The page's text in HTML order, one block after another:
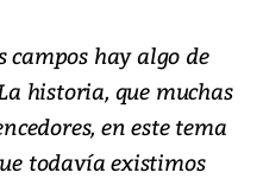
campos hay algo de
historia, que muchas
en este tema
todavía existimos